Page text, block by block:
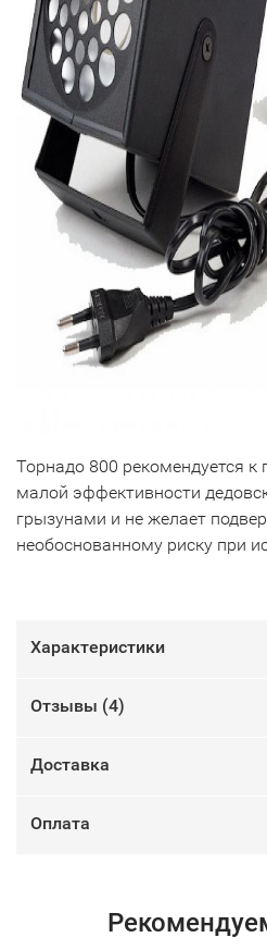
Торнадо 800 рекомендуется к
малой эффективности
грызунами и не желает
необоснованному риску при
Характеристики
Отзывы (4)
Доставка
Оплата